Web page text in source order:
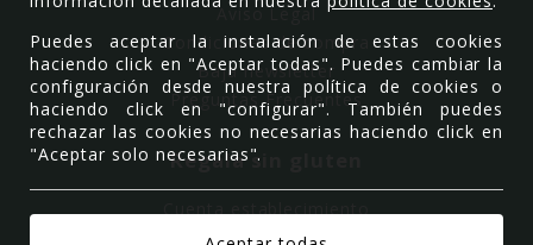
Aviso Legal
Condiciones de compra
Baja newsletter
Preguntas Frecuentes
Regala sin gluten
Quiénes somos
Puedes aceptar la instalación de estas cookies
haciendo click en "Aceptar todas". Puedes cambiar la
configuración desde nuestra política de cookies o
haciendo click en "configurar". También puedes
rechazar las cookies no necesarias haciendo click en
"Aceptar solo necesarias".